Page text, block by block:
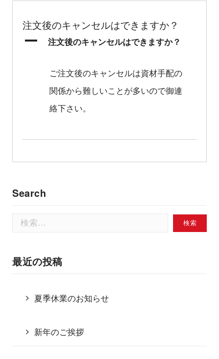
注文後のキャンセルはできますか？
A 注文後のキャンセルはできますか？
ご注文後のキャンセルは資材手配の
関係から難しいことが多いので御連
絡下さい。
Search
最近の投稿
夏季休業のお知らせ
新年のご挨拶